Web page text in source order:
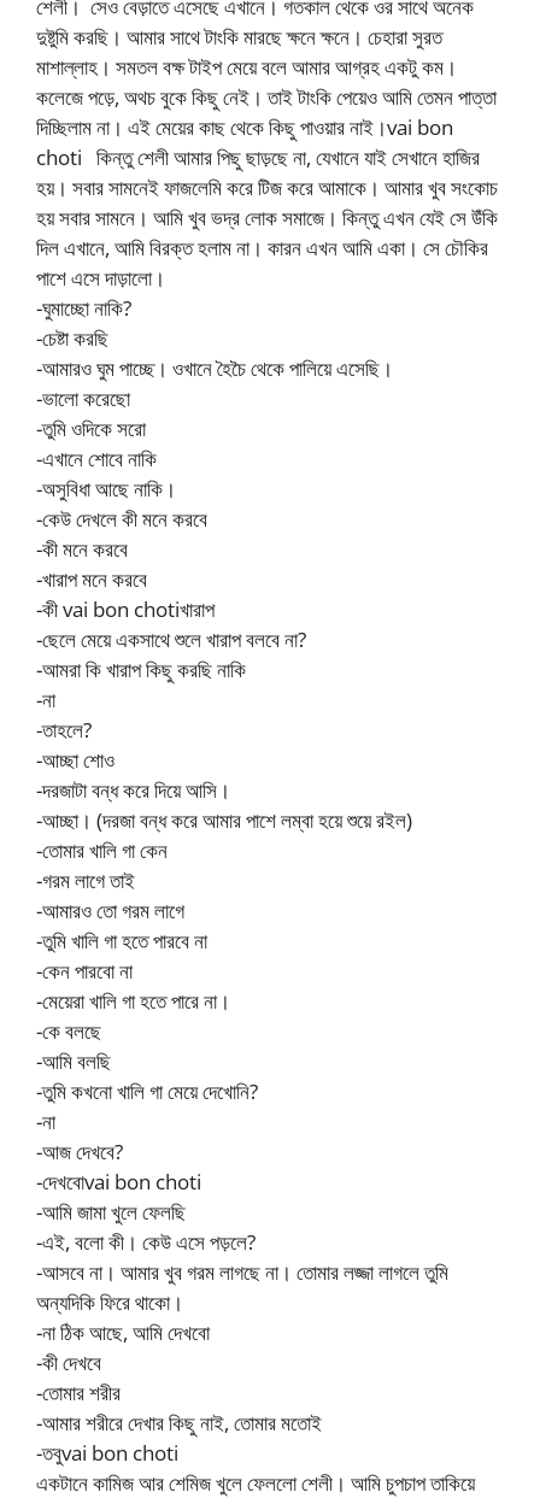
শেলী। সেও বেড়াতে এসেছে এখানে। গতকাল থেকে ওর সাথে অনেক
দুষ্টুমি করছি। আমার সাথে টাংকি মারছে ক্ষনে ক্ষনে। চেহারা সুরত
মাশাল্লাহ। সমতল বক্ষ টাইপ মেয়ে বলে আমার আগ্রহ একটু কম।
কলেজে পড়ে, অথচ বুকে কিছু নেই। তাই টাংকি পেয়েও আমি তেমন পাত্তা
দিচ্ছিলাম না। এই মেয়ের কাছ থেকে কিছু পাওয়ার নাই।vai bon
choti কিন্তু শেলী আমার পিছু ছাড়ছে না, যেখানে যাই সেখানে হাজির
হয়। সবার সামনেই ফাজলেমি করে টিজ করে আমাকে। আমার খুব সংকোচ
হয় সবার সামনে। আমি খুব ভদ্র লোক সমাজে। কিন্তু এখন যেই সে উঁকি
দিল এখানে, আমি বিরক্ত হলাম না। কারন এখন আমি একা। সে চৌকির
পাশে এসে দাড়ালো।
-ঘুমাচ্ছো নাকি?
-চেষ্টা করছি
-আমারও ঘুম পাচ্ছে। ওখানে হৈচৈ থেকে পালিয়ে এসেছি।
-ভালো করেছো
-তুমি ওদিকে সরো
-এখানে শোবে নাকি
-অসুবিধা আছে নাকি।
-কেউ দেখলে কী মনে করবে
-কী মনে করবে
-খারাপ মনে করবে
-কী vai bon chotiখারাপ
-ছেলে মেয়ে একসাথে শুলে খারাপ বলবে না?
-আমরা কি খারাপ কিছু করছি নাকি
-না
-তাহলে?
-আচ্ছা শোও
-দরজাটা বন্ধ করে দিয়ে আসি।
-আচ্ছা। (দরজা বন্ধ করে আমার পাশে লম্বা হয়ে শুয়ে রইল)
-তোমার খালি গা কেন
-গরম লাগে তাই
-আমারও তো গরম লাগে
-তুমি খালি গা হতে পারবে না
-কেন পারবো না
-মেয়েরা খালি গা হতে পারে না।
-কে বলছে
-আমি বলছি
-তুমি কখনো খালি গা মেয়ে দেখোনি?
-না
-আজ দেখবে?
-দেখবোvai bon choti
-আমি জামা খুলে ফেলছি
-এই, বলো কী। কেউ এসে পড়লে?
-আসবে না। আমার খুব গরম লাগছে না। তোমার লজ্জা লাগলে তুমি
অন্যদিকি ফিরে থাকো।
-না ঠিক আছে, আমি দেখবো
-কী দেখবে
-তোমার শরীর
-আমার শরীরে দেখার কিছু নাই, তোমার মতোই
-তবুvai bon choti
একটানে কামিজ আর শেমিজ খুলে ফেললো শেলী। আমি চুপচাপ তাকিয়ে